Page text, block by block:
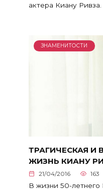
актера Киану Ривза.
ЗНАМЕНИТОСТИ
ТРАГИЧЕСКАЯ
ЖИЗНЬ КИАНУ
21/04/2016 163
В жизни 50-